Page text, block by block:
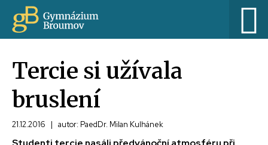
Tercie si užívala
bruslení
21.12.2016 | autor: PaedDr. Milan Kulhánek